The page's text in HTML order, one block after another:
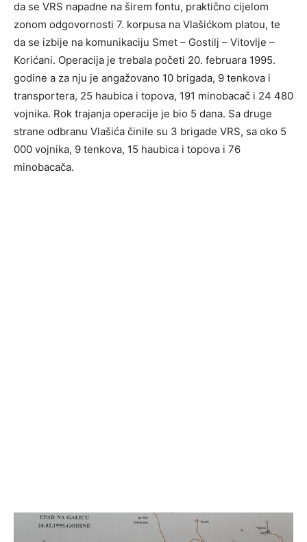
da se VRS napadne na širem fontu, praktično cijelom
zonom odgovornosti 7. korpusa na Vlašićkom platou, te
da se izbije na komunikaciju Smet – Gostilj – Vitovlje –
Korićani. Operacija je trebala početi 20. februara 1995.
godine a za nju je angažovano 10 brigada, 9 tenkova i
transportera, 25 haubica i topova, 191 minobacač i 24 480
vojnika. Rok trajanja operacije je bio 5 dana. Sa druge
strane odbranu Vlašića činile su 3 brigade VRS, sa oko 5
000 vojnika, 9 tenkova, 15 haubica i topova i 76
minobacača.